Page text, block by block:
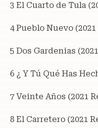
3 El Cuarto de Tula
4 Pueblo Nuevo
5 Dos Gardenias
6 ¿ Y Tú Qué Has
7 Veinte Años (2021
8 El Carretero (2021